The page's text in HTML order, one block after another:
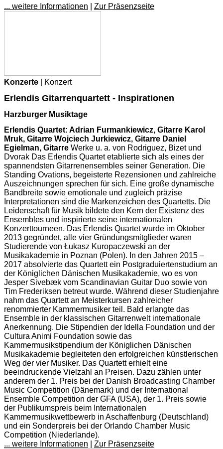
... weitere Informationen
Zur Präsenzseite
Konzerte | Konzert
Erlendis Gitarrenquartett - Inspirationen
Harzburger Musiktage
Erlendis Quartet: Adrian Furmankiewicz, Gitarre Karol
Mruk, Gitarre Wojciech Jurkiewicz, Gitarre Daniel
Egielman, Gitarre Werke u. a. von Rodriguez, Bizet und
Dvorak Das Erlendis Quartet etablierte sich als eines der
spannendsten Gitarrenensembles seiner Generation. Die
Standing Ovations, begeisterte Rezensionen und zahlreiche
Auszeichnungen sprechen für sich. Eine große dynamische
Bandbreite sowie emotionale und zugleich präzise
Interpretationen sind die Markenzeichen des Quartetts. Die
Leidenschaft für Musik bildete den Kern der Existenz des
Ensembles und inspirierte seine internationalen
Konzerttourneen. Das Erlendis Quartet wurde im Oktober
2013 gegründet, alle vier Gründungsmitglieder waren
Studierende von Łukasz Kuropaczewski an der
Musikakademie in Poznan (Polen). In den Jahren 2015 –
2017 absolvierte das Quartett ein Postgraduiertenstudium an
der Königlichen Dänischen Musikakademie, wo es von
Jesper Sivebæk vom Scandinavian Guitar Duo sowie von
Tim Frederiksen betreut wurde. Während dieser Studienjahre
nahm das Quartett an Meisterkursen zahlreicher
renommierter Kammermusiker teil. Bald erlangte das
Ensemble in der klassischen Gitarrenwelt internationale
Anerkennung. Die Stipendien der Idella Foundation und der
Cultura Animi Foundation sowie das
Kammermusikstipendium der Königlichen Dänischen
Musikakademie begleiteten den erfolgreichen künstlerischen
Weg der vier Musiker. Das Quartett erhielt eine
beeindruckende Vielzahl an Preisen. Dazu zählen unter
anderem der 1. Preis bei der Danish Broadcasting Chamber
Music Competition (Dänemark) und der International
Ensemble Competition der GFA (USA), der 1. Preis sowie
der Publikumspreis beim Internationalen
Kammermusikwettbewerb in Aschaffenburg (Deutschland)
und ein Sonderpreis bei der Orlando Chamber Music
Competition (Niederlande).
... weitere Informationen
Zur Präsenzseite